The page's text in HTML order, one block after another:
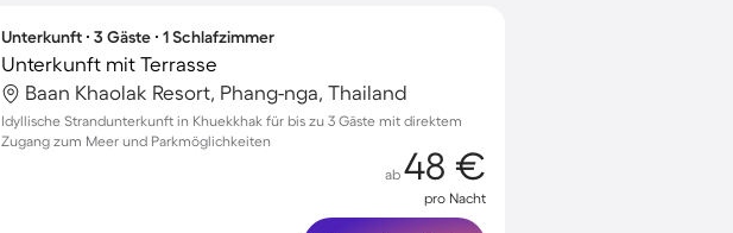
Unterkunft ∙ 3 Gäste ∙ 1 Schlafzimmer
Unterkunft mit Terrasse
Baan Khaolak Resort, Phang-nga, Thailand
Idyllische Strandunterkunft in Khuekkhak für bis zu 3 Gäste mit direktem
Zugang zum Meer und Parkmöglichkeiten
ab 48 €
pro Nacht